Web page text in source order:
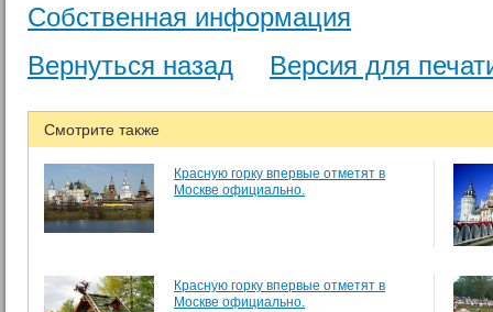
Собственная информация
Вернуться назад
Версия для
Смотрите также
Красную горку впервые отметят в
Москве официально.
Красную горку впервые отметят в
Москве официально.